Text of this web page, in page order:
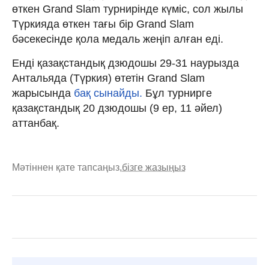
өткен Grand Slam турнирінде күміс, сол жылы
Түркияда өткен тағы бір Grand Slam
бәсекесінде қола медаль жеңіп алған еді.
Енді қазақстандық дзюдошы 29-31 наурызда
Антальяда (Түркия) өтетін Grand Slam
жарысында бақ сынайды. Бұл турнирге
қазақстандық 20 дзюдошы (9 ер, 11 әйел)
аттанбақ.
Мәтіннен қате тапсаңыз,бізге жазыңыз